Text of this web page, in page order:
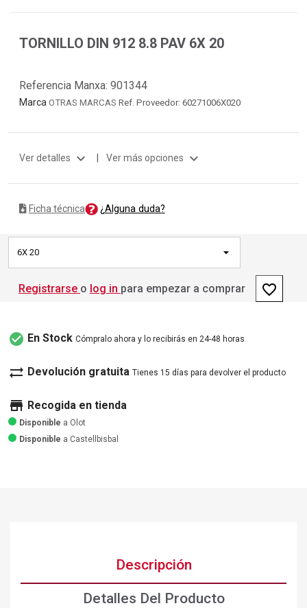
TORNILLO DIN 912 8.8 PAV 6X 20
Referencia Manxa: 901344
Marca OTRAS MARCAS Ref. Proveedor: 60271006X020
Ver detalles expand_more | Ver más opciones expand_more
Ficha técnica ¿Alguna duda?
6X 20
Registrarse o log in para empezar a comprar favorite_border
check_circle En Stock Cómpralo ahora y lo recibirás en 24-48 horas
sync_alt Devolución gratuita Tienes 15 días para devolver el producto
store Recogida en tienda
Disponible a Olot
Disponible a Castellbisbal
Descripción
Detalles Del Producto